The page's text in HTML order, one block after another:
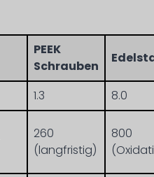
PEEK
Schrauben
1.3
8.0
260
(langfristig)
800